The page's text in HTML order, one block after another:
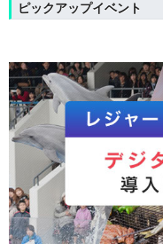
ピックアップイベント